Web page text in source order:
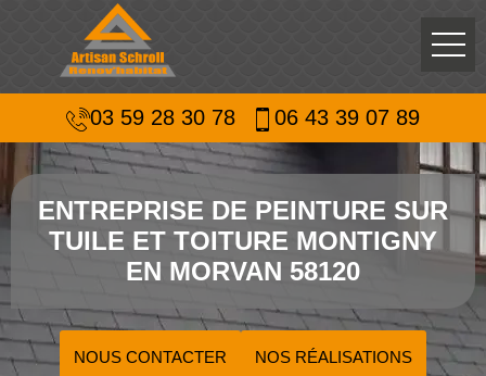
03 59 28 30 78 06 43 39 07 89
ENTREPRISE DE PEINTURE SUR
TUILE ET TOITURE MONTIGNY
EN MORVAN 58120
NOUS CONTACTER NOS RÉALISATIONS